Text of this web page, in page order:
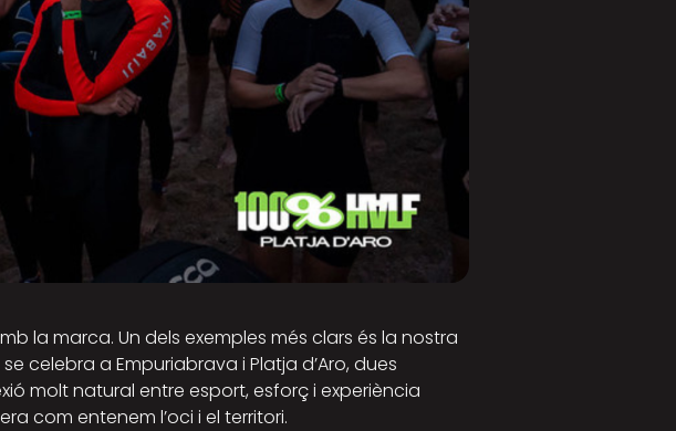
la marca. Un dels exemples més clars és la nostra
celebra a Empuriabrava i Platja d’Aro, dues
molt natural entre esport, esforç i experiència
com entenem l’oci i el territori.